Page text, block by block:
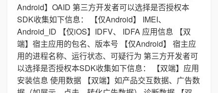
Android】OAID 第三方开发者可以选择是否授权本
SDK收集如下信息： 【仅Android】 IMEI、
Android_ID 【仅iOS】IDFV、 IDFA 应用信息 【双
端】宿主应用的包名、版本号 【仅Android】 宿主应
用的进程名称、运行状态、可疑行为 第三方开发者可
以选择是否授权本SDK收集如下信息： 【双端】应用
安装信息 使用数据 【双端】如产品交互数据、广告数